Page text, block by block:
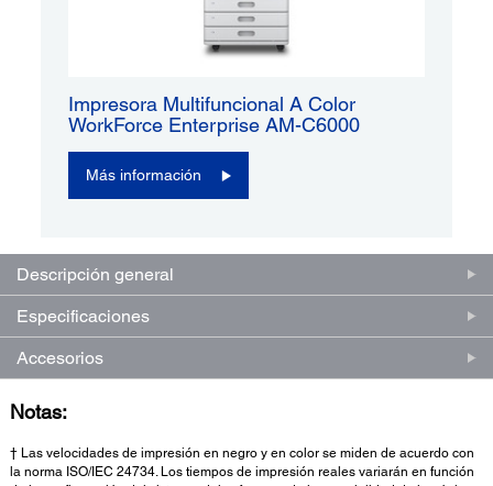
Impresora Multifuncional A Color
WorkForce Enterprise AM-C6000
Más información
Descripción general
Especificaciones
Accesorios
Notas:
† Las velocidades de impresión en negro y en color se miden de acuerdo con
la norma ISO/IEC 24734. Los tiempos de impresión reales variarán en función